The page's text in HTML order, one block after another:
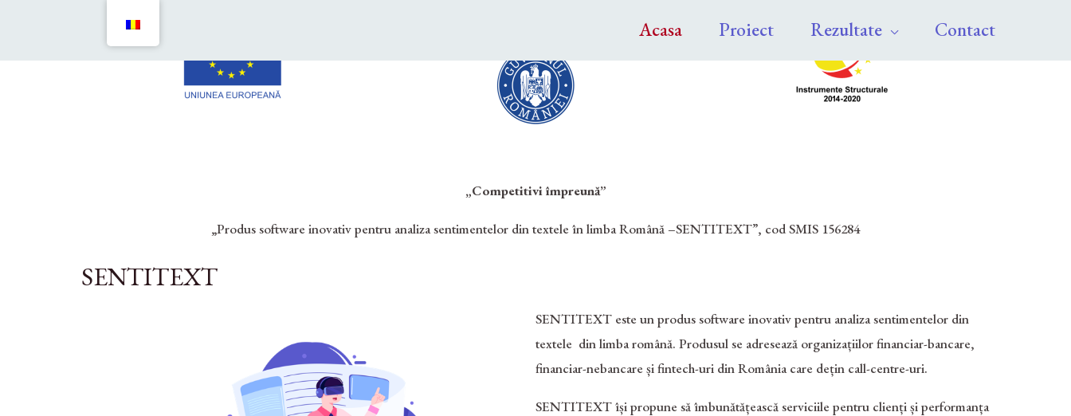
Acasa Proiect Rezultate Contact
„Competitivi împreună”
„Produs software inovativ pentru analiza sentimentelor din textele în limbaRomână –SENTITEXT”, cod SMIS 156284
SENTITEXT
SENTITEXT este un produs software inovativ pentru analiza sentimentelor din
textele din limba română. Produsul se adresează organizațiilor financiar-bancare,
financiar-nebancare și fintech-uri din România care dețin call-centre-uri.
SENTITEXT își propune să îmbunătățească serviciile pentru clienți și performanța